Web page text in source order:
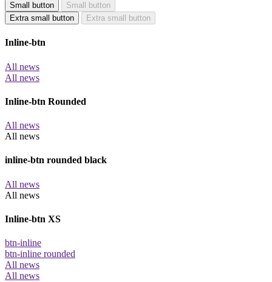
Small button
Small button
Extra small button
Extra small button
Inline-btn
All news
All news
Inline-btn Rounded
All news
All news
inline-btn rounded black
All news
All news
Inline-btn XS
btn-inline
btn-inline rounded
All news
All news